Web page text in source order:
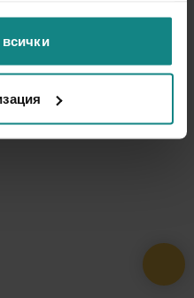
услугите им.